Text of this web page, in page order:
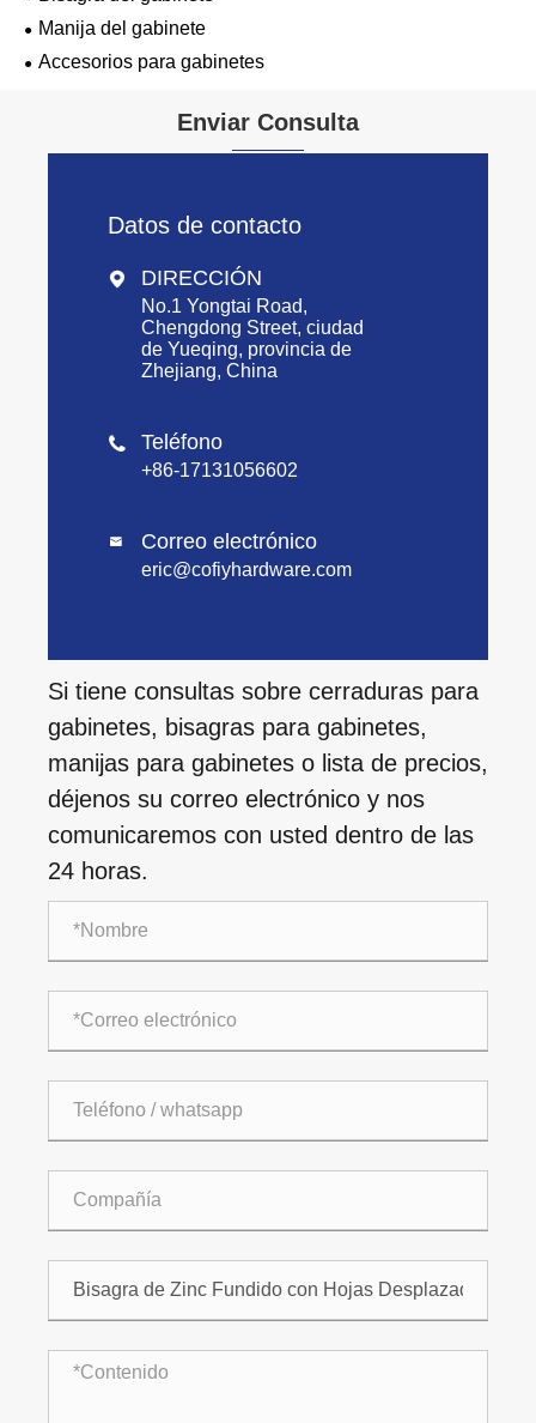
Manija del gabinete
Accesorios para gabinetes
Enviar Consulta
Datos de contacto
 DIRECCIÓN
No.1 Yongtai Road,
Chengdong Street, ciudad
de Yueqing, provincia de
Zhejiang, China
 Teléfono
+86-17131056602
 Correo electrónico
eric@cofiyhardware.com
Si tiene consultas sobre cerraduras para
gabinetes, bisagras para gabinetes,
manijas para gabinetes o lista de precios,
déjenos su correo electrónico y nos
comunicaremos con usted dentro de las
24 horas.